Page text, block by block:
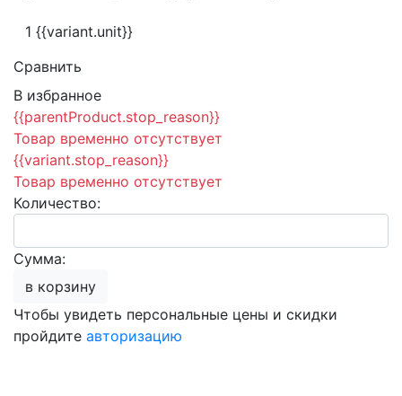
1 {{variant.unit}}
Сравнить
В избранное
{{parentProduct.stop_reason}}
Товар временно отсутствует
{{variant.stop_reason}}
Товар временно отсутствует
Количество:
Сумма:
в корзину
Чтобы увидеть персональные цены и скидки
пройдите авторизацию